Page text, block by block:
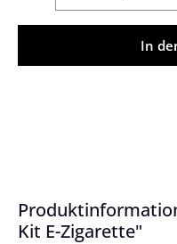
In
Kit E-Zigarette"